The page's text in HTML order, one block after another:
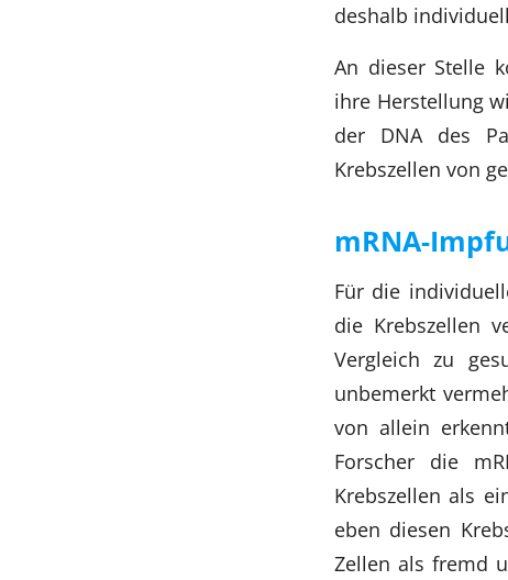
deshalb
An dieser Stelle
ihre Herstellung
der DNA des
Krebszellen von
mRNA-
Für die
die Krebszellen
Vergleich zu
unbemerkt
von allein
Forscher die
Krebszellen als
eben diesen
Zellen als fremd